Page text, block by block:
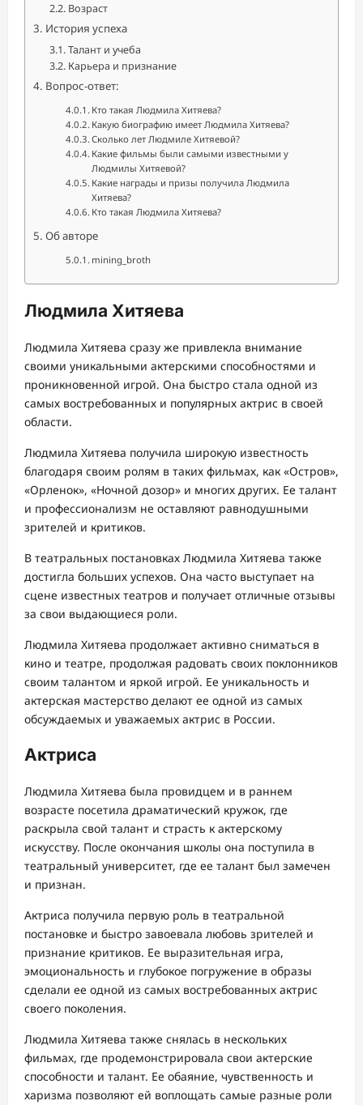
Возраст
История успеха
Талант и учеба
Карьера и признание
Вопрос-ответ:
Кто такая Людмила Хитяева?
Какую биографию имеет Людмила Хитяева?
Сколько лет Людмиле Хитяевой?
Какие фильмы были самыми известными у
Людмилы Хитяевой?
Какие награды и призы получила Людмила
Хитяева?
Кто такая Людмила Хитяева?
Об авторе
mining_broth
Людмила Хитяева
Людмила Хитяева сразу же привлекла внимание
своими уникальными актерскими способностями и
проникновенной игрой. Она быстро стала одной из
самых востребованных и популярных актрис в своей
области.
Людмила Хитяева получила широкую известность
благодаря своим ролям в таких фильмах, как «Остров»,
«Орленок», «Ночной дозор» и многих других. Ее талант
и профессионализм не оставляют равнодушными
зрителей и критиков.
В театральных постановках Людмила Хитяева также
достигла больших успехов. Она часто выступает на
сцене известных театров и получает отличные отзывы
за свои выдающиеся роли.
Людмила Хитяева продолжает активно сниматься в
кино и театре, продолжая радовать своих поклонников
своим талантом и яркой игрой. Ее уникальность и
актерская мастерство делают ее одной из самых
обсуждаемых и уважаемых актрис в России.
Актриса
Людмила Хитяева была провидцем и в раннем
возрасте посетила драматический кружок, где
раскрыла свой талант и страсть к актерскому
искусству. После окончания школы она поступила в
театральный университет, где ее талант был замечен
и признан.
Актриса получила первую роль в театральной
постановке и быстро завоевала любовь зрителей и
признание критиков. Ее выразительная игра,
эмоциональность и глубокое погружение в образы
сделали ее одной из самых востребованных актрис
своего поколения.
Людмила Хитяева также снялась в нескольких
фильмах, где продемонстрировала свои актерские
способности и талант. Ее обаяние, чувственность и
харизма позволяют ей воплощать самые разные роли